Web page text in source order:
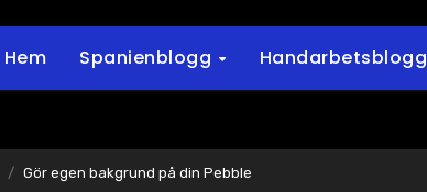
Hem Spanienblogg Handarbetsblogg
Gör egen bakgrund på din Pebble